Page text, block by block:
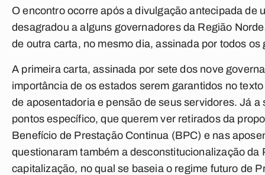
O encontro ocorre após a divulgação antecipada de
desagradou a alguns governadores da Região
de outra carta, no mesmo dia, assinada por todos
A primeira carta, assinada por sete dos nove
importância de os estados serem garantidos no
de aposentadoria e pensão de seus servidores. Já
pontos específico, que querem ver retirados da
Benefício de Prestação Continua (BPC) e nas
questionaram também a desconstitucionalização da
capitalização, no qual se baseia o regime futuro de